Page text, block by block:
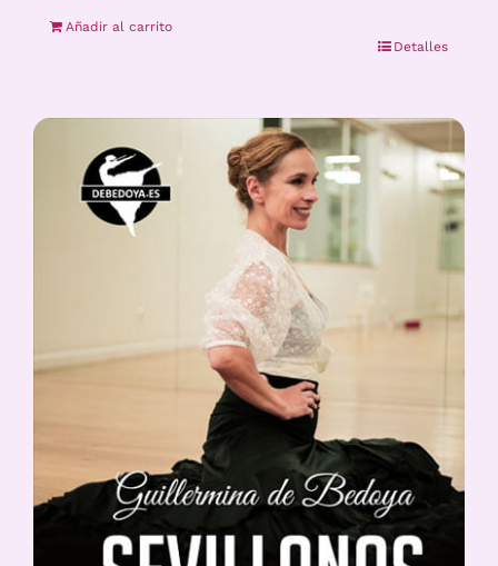
Añadir al carrito
Detalles